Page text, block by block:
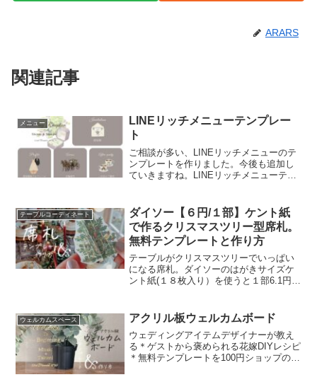
ARARS
関連記事
メニュー
LINEリッチメニューテンプレー
ト
ご相談が多い、LINEリッチメニューのテ
ンプレートを作りました。今後も追加し
ていきますね。LINEリッチメニューテン
元です。手作りは自分らしさを出すこと
が出来、思...
テーブルコーディネート
ダイソー【６円/１部】ケント紙
で作るクリスマスツリー型席札。
無料テンプレートと作り方
テーブルがクリスマスツリーでいっぱい
になる席札。ダイソーのはがきサイズケ
ント紙(１８枚入り）を使うと１部6.1円で
ウェルカムスペース アクリル板ウェルカムボード
ウェディングアイテムデザイナーが教え
る＊ゲストから褒められる花嫁DIYレシピ
＊無料テンプレートを100円ショップのマ